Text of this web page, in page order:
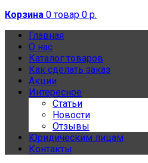
Корзина 0 товар 0 р.
Главная
О нас
Каталог товаров
Как сделать заказ
Акции
Интересное
Статьи
Новости
Отзывы
Юридическим лицам
Контакты